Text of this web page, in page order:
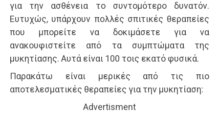
για την ασθένεια το συντομότερο δυνατόν.
Ευτυχώς, υπάρχουν πολλές σπιτικές θεραπείες
που μπορείτε να δοκιμάσετε για να
ανακουφιστείτε από τα συμπτώματα της
μυκητίασης. Αυτά είναι 100 τοις εκατό φυσικά.
Παρακάτω είναι μερικές από τις πιο
αποτελεσματικές θεραπείες για την μυκητίαση:
Advertisment